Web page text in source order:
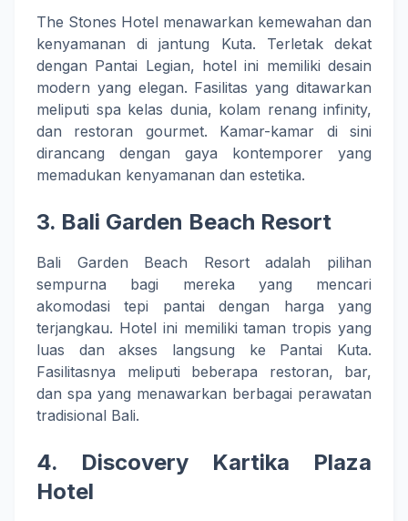
The Stones Hotel menawarkan kemewahan dan
kenyamanan di jantung Kuta. Terletak dekat
dengan Pantai Legian, hotel ini memiliki desain
modern yang elegan. Fasilitas yang ditawarkan
meliputi spa kelas dunia, kolam renang infinity,
dan restoran gourmet. Kamar-kamar di sini
dirancang dengan gaya kontemporer yang
memadukan kenyamanan dan estetika.
3. Bali Garden Beach Resort
Bali Garden Beach Resort adalah pilihan
sempurna bagi mereka yang mencari
akomodasi tepi pantai dengan harga yang
terjangkau. Hotel ini memiliki taman tropis yang
luas dan akses langsung ke Pantai Kuta.
Fasilitasnya meliputi beberapa restoran, bar,
dan spa yang menawarkan berbagai perawatan
tradisional Bali.
4. Discovery Kartika Plaza
Hotel